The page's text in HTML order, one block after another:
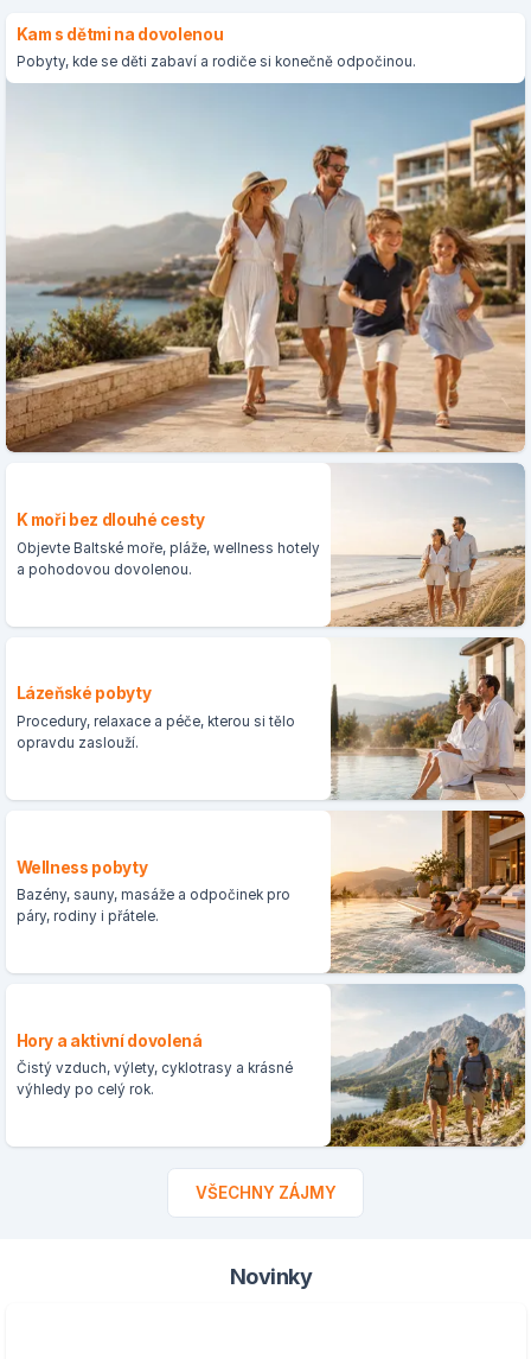
Kam s dětmi na dovolenou
Pobyty, kde se děti zabaví a rodiče si konečně odpočinou.
K moři bez dlouhé cesty
Objevte Baltské moře, pláže, wellness hotely
a pohodovou dovolenou.
Lázeňské pobyty
Procedury, relaxace a péče, kterou si tělo
opravdu zaslouží.
Wellness pobyty
Bazény, sauny, masáže a odpočinek pro
páry, rodiny i přátele.
Hory a aktivní dovolená
Čistý vzduch, výlety, cyklotrasy a krásné
výhledy po celý rok.
VŠECHNY ZÁJMY
Novinky